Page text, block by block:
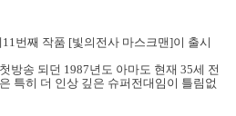
번째 작품 [빛의전사 마스크맨]이 출시
방송 되던 1987년도 아마도 현재 35세 전
특히 더 인상 깊은 슈퍼전대임이 틀림없